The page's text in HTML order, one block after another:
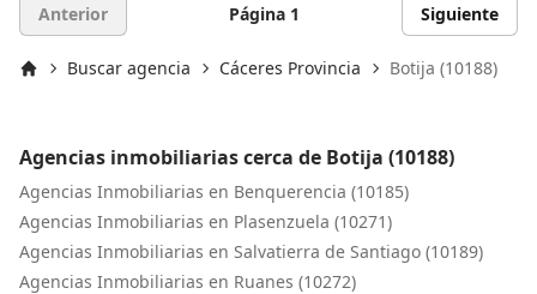
Anterior Página 1 Siguiente
Buscar agencia Cáceres Provincia Botija (10188)
Agencias inmobiliarias cerca de Botija (10188)
Agencias Inmobiliarias en Benquerencia (10185)
Agencias Inmobiliarias en Plasenzuela (10271)
Agencias Inmobiliarias en Salvatierra de Santiago (10189)
Agencias Inmobiliarias en Ruanes (10272)